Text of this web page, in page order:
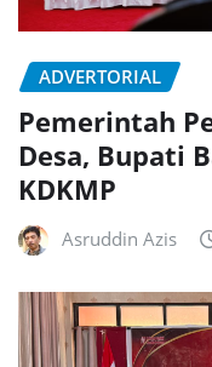
ADVERTORIAL
Pemerintah
Desa, Bupati
KDKMP
Asruddin Azis